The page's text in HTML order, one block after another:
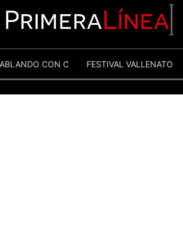
PrimeraLínea
CON C FESTIVAL VALLENATO